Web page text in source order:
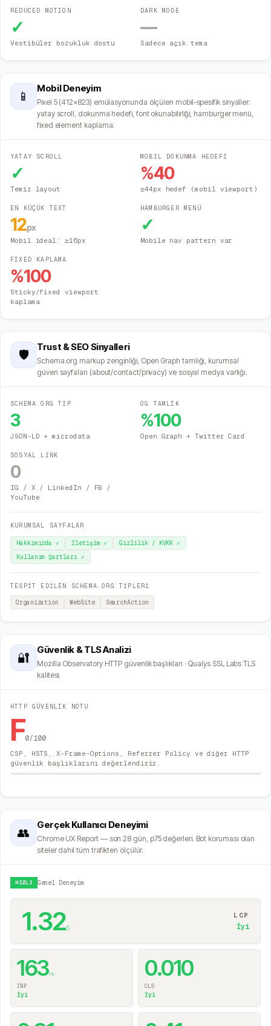
REDUCED MOTION
✓
Vestibüler bozukluk dostu
DARK MODE
—
Sadece açık tema
📱
Mobil Deneyim
Pixel 5 (412×823) emülasyonunda ölçülen mobil-spesifik sinyaller:
yatay scroll, dokunma hedefi, font okunabilirliği, hamburger menü,
fixed element kaplama.
YATAY SCROLL
✓
Temiz layout
MOBİL DOKUNMA HEDEFİ
%40
≥44px hedef (mobil viewport)
EN KÜÇÜK TEXT
12px
Mobil ideal: ≥16px
HAMBURGER MENÜ
✓
Mobile nav pattern var
FIXED KAPLAMA
%100
Sticky/fixed viewport
kaplama
🛡️
Trust & SEO Sinyalleri
Schema.org markup zenginliği, Open Graph tamlığı, kurumsal
güven sayfaları (about/contact/privacy) ve sosyal medya varlığı.
SCHEMA.ORG TİP
3
JSON-LD + microdata
OG TAMLIK
%100
Open Graph + Twitter Card
SOSYAL LİNK
0
IG / X / LinkedIn / FB /
YouTube
KURUMSAL SAYFALAR
Hakkımızda ✓ İletişim ✓ Gizlilik / KVKK ✓
Kullanım Şartları ✓
TESPİT EDİLEN SCHEMA.ORG TİPLERİ
Organization WebSite SearchAction
🔐
Güvenlik & TLS Analizi
Mozilla Observatory HTTP güvenlik başlıkları · Qualys SSL Labs TLS
kalitesi.
HTTP GÜVENLIK NOTU
F0/100
CSP, HSTS, X-Frame-Options, Referrer Policy ve diğer HTTP
güvenlik başlıklarını değerlendirir.
👥
Gerçek Kullanıcı Deneyimi
Chrome UX Report — son 28 gün, p75 değerleri. Bot koruması olan
siteler dahil tüm trafikten ölçülür.
HIZLI Genel Deneyim
1.32s
LCP
İyi
163ms
INP
İyi
0.010
CLS
İyi